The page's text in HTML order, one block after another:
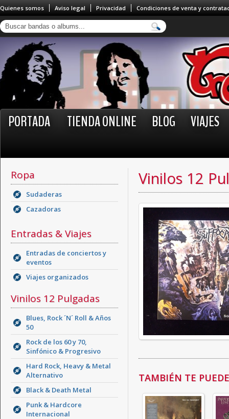
Quienes somos Aviso legal Privacidad Condiciones de venta y
PORTADA TIENDA ONLINE BLOG VIAJES
Ropa
Sudaderas
Cazadoras
Entradas & Viajes
Entradas de conciertos y
eventos
Viajes organizados
Vinilos 12 Pulgadas
Blues, Rock ´N´ Roll & Años
50
Rock de los 60 y 70,
Sinfónico & Progresivo
Hard Rock, Heavy & Metal
Alternativo
Black & Death Metal
Punk & Hardcore
Internacional
Vinilos 12
TAMBIÉN TE